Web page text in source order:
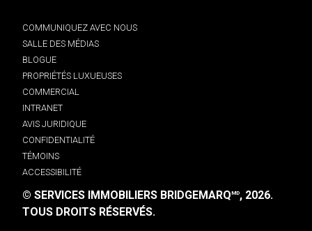
COMMUNIQUEZ AVEC NOUS
SALLE DES MÉDIAS
BLOGUE
PROPRIÉTÉS LUXUEUSES
COMMERCIAL
INTRANET
AVIS JURIDIQUE
CONFIDENTIALITÉ
TÉMOINS
ACCESSIBILITÉ
© SERVICES IMMOBILIERS BRIDGEMARQMD, 2026.
TOUS DROITS RÉSERVÉS.